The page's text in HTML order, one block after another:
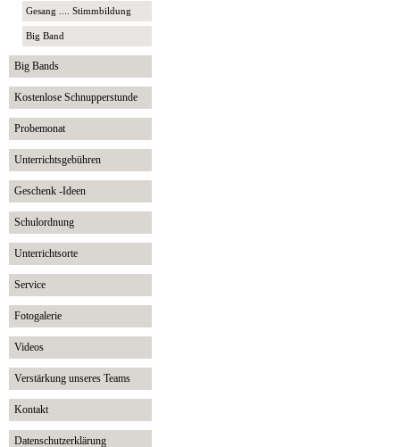
Gesang .... Stimmbildung
Big Band
Big Bands
Kostenlose Schnupperstunde
Probemonat
Unterrichtsgebühren
Geschenk -Ideen
Schulordnung
Unterrichtsorte
Service
Fotogalerie
Videos
Verstärkung unseres Teams
Kontakt
Datenschutzerklärung